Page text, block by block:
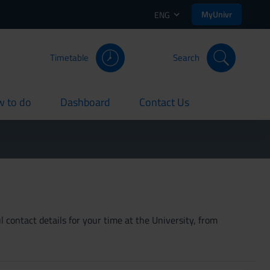
ENG MyUnivr
Timetable Search
to do Dashboard
current Contact Us
current
contact details for your time at the University, from